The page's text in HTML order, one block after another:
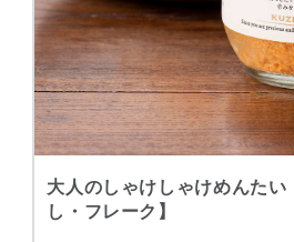
大人のしゃけしゃけめんた
し・フレーク】